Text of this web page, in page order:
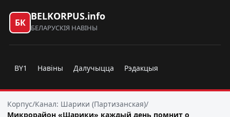
БК
BELKORPUS.info
БЕЛАРУСКІЯ НАВІНЫ
BY1 Навіны Далучыцца Рэдакцыя
Корпус/Канал: Шарики (Партизанская)/
Микрорайон «Шарики» каждый день помнит о